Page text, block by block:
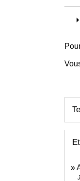
arrow_right